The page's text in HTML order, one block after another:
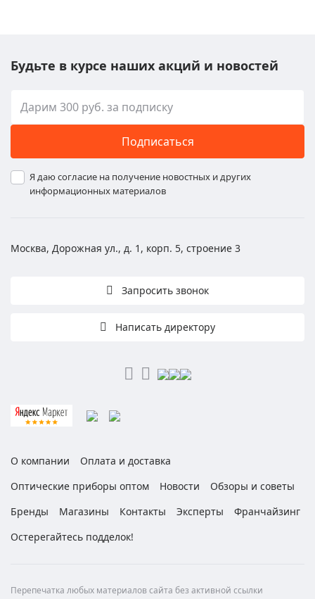
Будьте в курсе наших акций и новостей
Подписаться
Я даю согласие на получение новостных и других
информационных материалов
Москва, Дорожная ул., д. 1, корп. 5, строение 3
Запросить звонок
Написать директору
О компании
Оплата и доставка
Оптические приборы оптом
Новости
Обзоры и советы
Бренды
Магазины Контакты Эксперты
Франчайзинг
Остерегайтесь подделок!
Перепечатка любых материалов сайта без активной ссылки